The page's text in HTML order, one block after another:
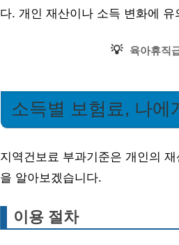
다. 개인 재산이나 소득 변화에
💡 육아휴직
소득별 보험료, 나에
지역건보료 부과기준은 개인의
을 알아보겠습니다.
이용 절차